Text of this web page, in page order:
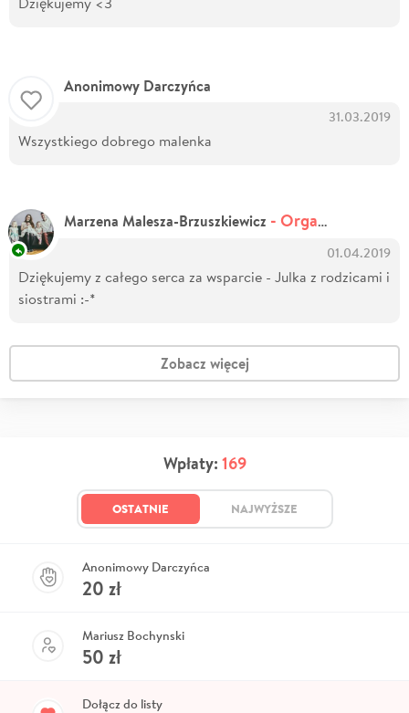
Anonimowy Darczyńca
31.03.2019
Wszystkiego dobrego malenka
Marzena Malesza-Brzuszkiewicz - Organizator zbiórki
01.04.2019
Dziękujemy z całego serca za wsparcie - Julka z rodzicami i
siostrami :-*
Zobacz więcej
Wpłaty: 169
OSTATNIE NAJWYŻSZE
Anonimowy Darczyńca
20 zł
Mariusz Bochynski
50 zł
Dołącz do listy